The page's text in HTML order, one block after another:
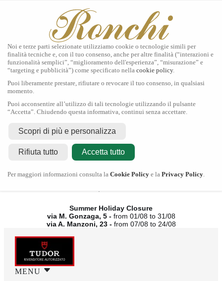
Tudor
Orologi
Secondo Polso
Contatti
Chiusura Estiva
dal 01/08 al 31/08
Summer Holiday Closure
via M. Gonzaga, 5 - from 01/08 to 31/08
via A. Manzoni, 23 - from 07/08 to 24/08
MENU
Noi e terze parti selezionate utilizziamo cookie o tecnologie simili per
finalità tecniche e, con il tuo consenso, anche per altre finalità (“interazioni e
funzionalità semplici”, “miglioramento dell'esperienza”, “misurazione” e
“targeting e pubblicità”) come specificato nella cookie policy.
Puoi liberamente prestare, rifiutare o revocare il tuo consenso, in qualsiasi
momento.
Puoi acconsentire all’utilizzo di tali tecnologie utilizzando il pulsante
“Accetta”. Chiudendo questa informativa, continui senza accettare.
Scopri di più e personalizza
Rifiuta tutto Accetta tutto
Per maggiori informazioni consulta la Cookie Policy e la Privacy Policy.